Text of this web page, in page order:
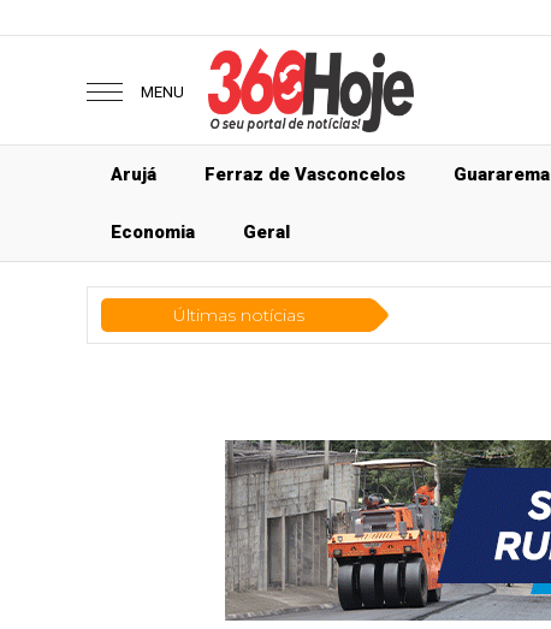
MENU
Arujá Ferraz de Vasconcelos Guararema
Economia Geral
Últimas notícias